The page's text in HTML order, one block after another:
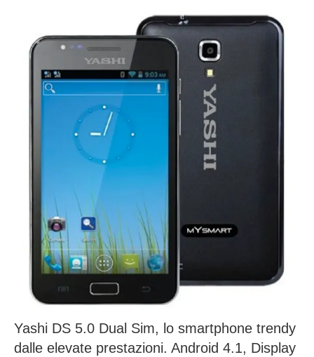
Yashi DS 5.0 Dual Sim, lo smartphone trendy
dalle elevate prestazioni. Android 4.1, Display